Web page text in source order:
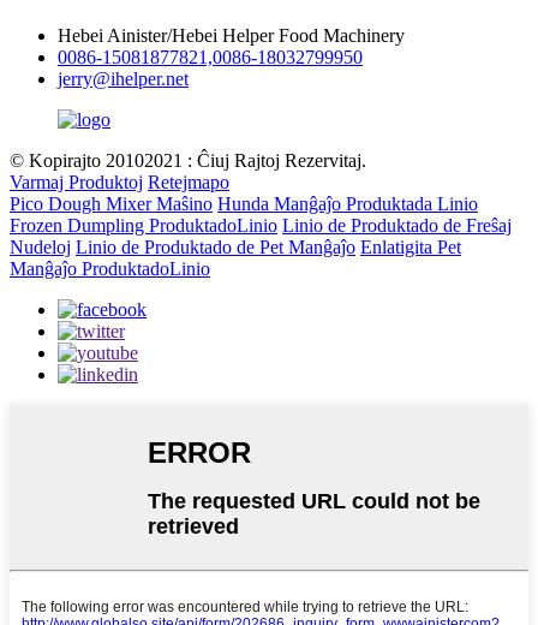
Hebei Ainister/Hebei Helper Food Machinery
0086-15081877821,0086-18032799950
jerry@ihelper.net
© Kopirajto 20102021 : Ĉiuj Rajtoj Rezervitaj.
Varmaj Produktoj Retejmapo
Pico Dough Mixer Maŝino Hunda Manĝaĵo Produktada Linio
Frozen Dumpling ProduktadoLinio Linio de Produktado de Freŝaj
Nudeloj Linio de Produktado de Pet Manĝaĵo Enlatigita Pet
Manĝaĵo ProduktadoLinio